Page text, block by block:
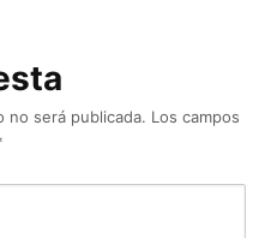
no será publicada. Los campos